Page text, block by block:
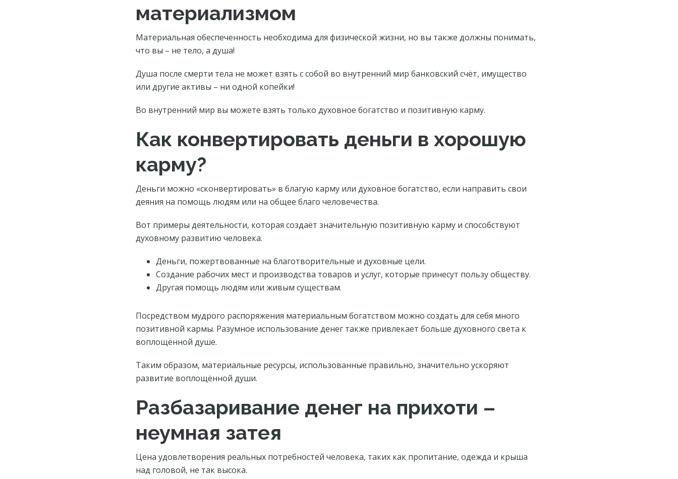
материализмом
Материальная обеспеченность необходима для физической жизни, но вы также должны понимать,
что вы – не тело, а душа!
Душа после смерти тела не может взять с собой во внутренний мир банковский счёт, имущество
или другие активы – ни одной копейки!
Во внутренний мир вы можете взять только духовное богатство и позитивную карму.
Как конвертировать деньги в хорошую
карму?
Деньги можно «сконвертировать» в благую карму или духовное богатство, если направить свои
деяния на помощь людям или на общее благо человечества.
Вот примеры деятельности, которая создаёт значительную позитивную карму и способствуют
духовному развитию человека.
Деньги, пожертвованные на благотворительные и духовные цели.
Создание рабочих мест и производства товаров и услуг, которые принесут пользу обществу.
Другая помощь людям или живым существам.
Посредством мудрого распоряжения материальным богатством можно создать для себя много
позитивной кармы. Разумное использование денег также привлекает больше духовного света к
воплощённой душе.
Таким образом, материальные ресурсы, использованные правильно, значительно ускоряют
развитие воплощённой души.
Разбазаривание денег на прихоти –
неумная затея
Цена удовлетворения реальных потребностей человека, таких как пропитание, одежда и крыша
над головой, не так высока.